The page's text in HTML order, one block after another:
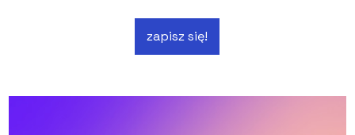
zapisz się!